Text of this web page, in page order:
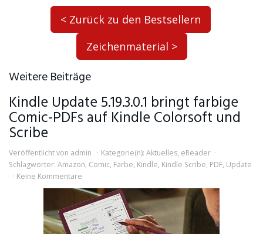
< Zurück zu den Bestsellern
Zeichenmaterial >
Weitere Beiträge
Kindle Update 5.19.3.0.1 bringt farbige
Comic-PDFs auf Kindle Colorsoft und
Scribe
Veröffentlicht von admin Kategorie(n): Aktuelles, eReader
Schlagwörter: Amazon, Comic, Farbe, Kindle, Kindle Scribe, PDF, Update
Keine Kommentare